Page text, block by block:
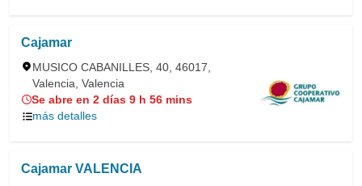
Cajamar
MUSICO CABANILLES, 40, 46017,
Valencia, Valencia
Se abre en 2 días 9 h 56 mins
más detalles
Cajamar VALENCIA